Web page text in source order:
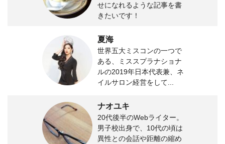
せになれるような記事を書
きたいです！
夏海
世界五大ミスコンの一つで
ある、ミススプラナショナ
ルの2019年日本代表兼、ネ
イルサロン経営をして...
ナオユキ
20代後半のWebライター。
男子校出身で、10代の頃は
異性との会話や距離の縮め